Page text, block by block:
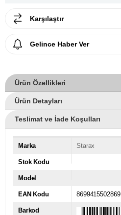
Karşılaştır
Gelince Haber Ver
Ürün Özellikleri
Ürün Detayları
Teslimat ve İade Koşulları
Marka Starax
Stok Kodu
Model
EAN Kodu 8699415502869
Barkod